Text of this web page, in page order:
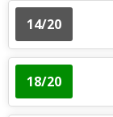
14/20
18/20